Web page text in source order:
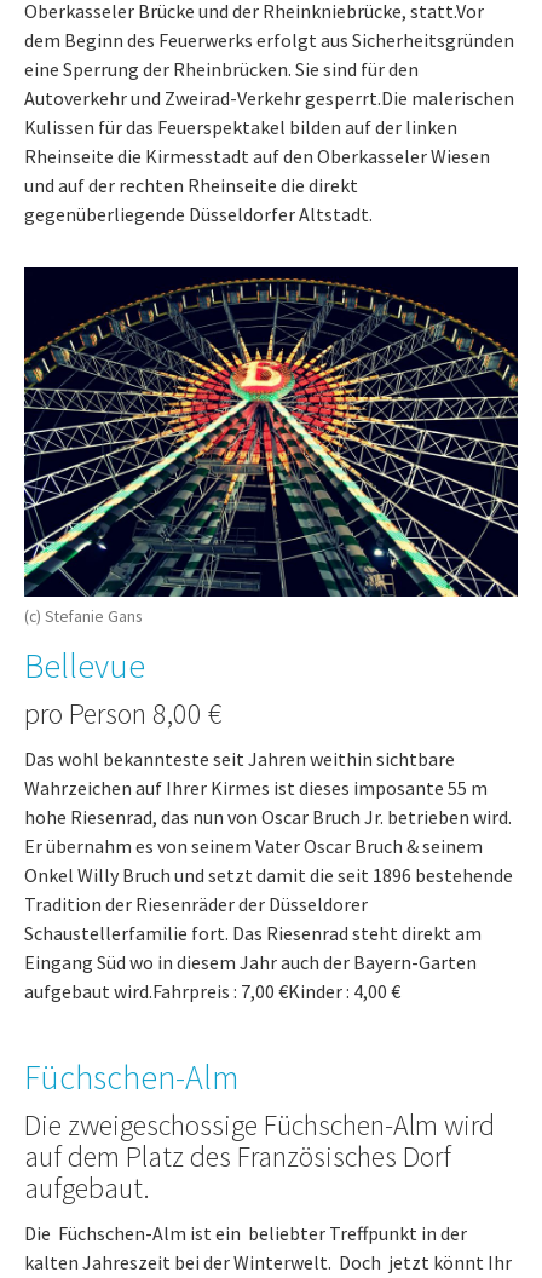
Oberkasseler Brücke und der Rheinkniebrücke, statt.Vor
dem Beginn des Feuerwerks erfolgt aus Sicherheitsgründen
eine Sperrung der Rheinbrücken. Sie sind für den
Autoverkehr und Zweirad-Verkehr gesperrt.Die malerischen
Kulissen für das Feuerspektakel bilden auf der linken
Rheinseite die Kirmesstadt auf den Oberkasseler Wiesen
und auf der rechten Rheinseite die direkt
gegenüberliegende Düsseldorfer Altstadt.
(c) Stefanie Gans
Bellevue
pro Person 8,00 €
Das wohl bekannteste seit Jahren weithin sichtbare
Wahrzeichen auf Ihrer Kirmes ist dieses imposante 55 m
hohe Riesenrad, das nun von Oscar Bruch Jr. betrieben wird.
Er übernahm es von seinem Vater Oscar Bruch & seinem
Onkel Willy Bruch und setzt damit die seit 1896 bestehende
Tradition der Riesenräder der Düsseldorer
Schaustellerfamilie fort. Das Riesenrad steht direkt am
Eingang Süd wo in diesem Jahr auch der Bayern-Garten
aufgebaut wird.Fahrpreis : 7,00 €Kinder : 4,00 €
Füchschen-Alm
Die zweigeschossige Füchschen-Alm wird
auf dem Platz des Französisches Dorf
aufgebaut.
Die Füchschen-Alm ist ein beliebter Treffpunkt in der
kalten Jahreszeit bei der Winterwelt. Doch jetzt könnt Ihr